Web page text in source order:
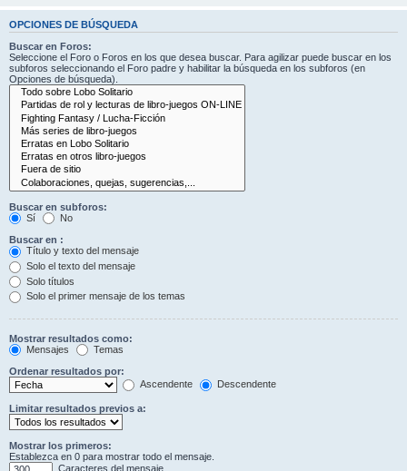
OPCIONES DE BÚSQUEDA
Buscar en Foros:
Seleccione el Foro o Foros en los que desea buscar. Para agilizar puede buscar en los
subforos seleccionando el Foro padre y habilitar la búsqueda en los subforos (en
Opciones de búsqueda).
Buscar en subforos:
Sí
No
Buscar en :
Título y texto del mensaje
Solo el texto del mensaje
Solo títulos
Solo el primer mensaje de los temas
Mostrar resultados como:
Mensajes
Temas
Ordenar resultados por:
Ascendente
Descendente
Limitar resultados previos a:
Mostrar los primeros:
Establezca en 0 para mostrar todo el mensaje.
Caracteres del mensaje